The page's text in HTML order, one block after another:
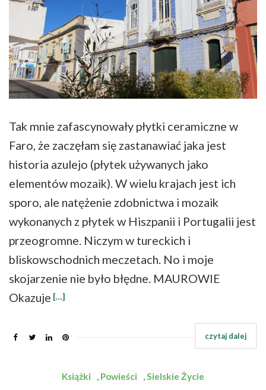
Tak mnie zafascynowały płytki ceramiczne w
Faro, że zaczęłam się zastanawiać jaka jest
historia azulejo (płytek używanych jako
elementów mozaik). W wielu krajach jest ich
sporo, ale natężenie zdobnictwa i mozaik
wykonanych z płytek w Hiszpanii i Portugalii jest
przeogromne. Niczym w tureckich i
bliskowschodnich meczetach. No i moje
skojarzenie nie było błędne. MAUROWIE
Okazuje […]
Książki , Powieści ,Sielskie Życie